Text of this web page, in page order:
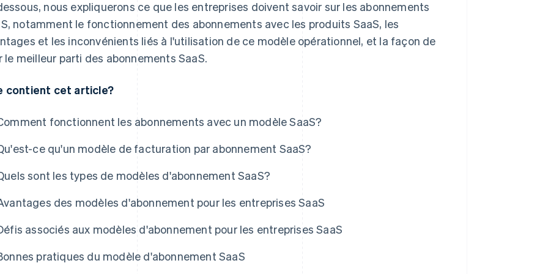
nous expliquerons ce que les entreprises doivent savoir sur les abonnements
notamment le fonctionnement des abonnements avec les produits SaaS, les
et les inconvénients liés à l'utilisation de ce modèle opérationnel, et la façon de
le meilleur parti des abonnements SaaS.
contient cet article?
fonctionnent les abonnements avec un modèle SaaS?
ce qu'un modèle de facturation par abonnement SaaS?
sont les types de modèles d'abonnement SaaS?
des modèles d'abonnement pour les entreprises SaaS
associés aux modèles d'abonnement pour les entreprises SaaS
pratiques du modèle d'abonnement SaaS